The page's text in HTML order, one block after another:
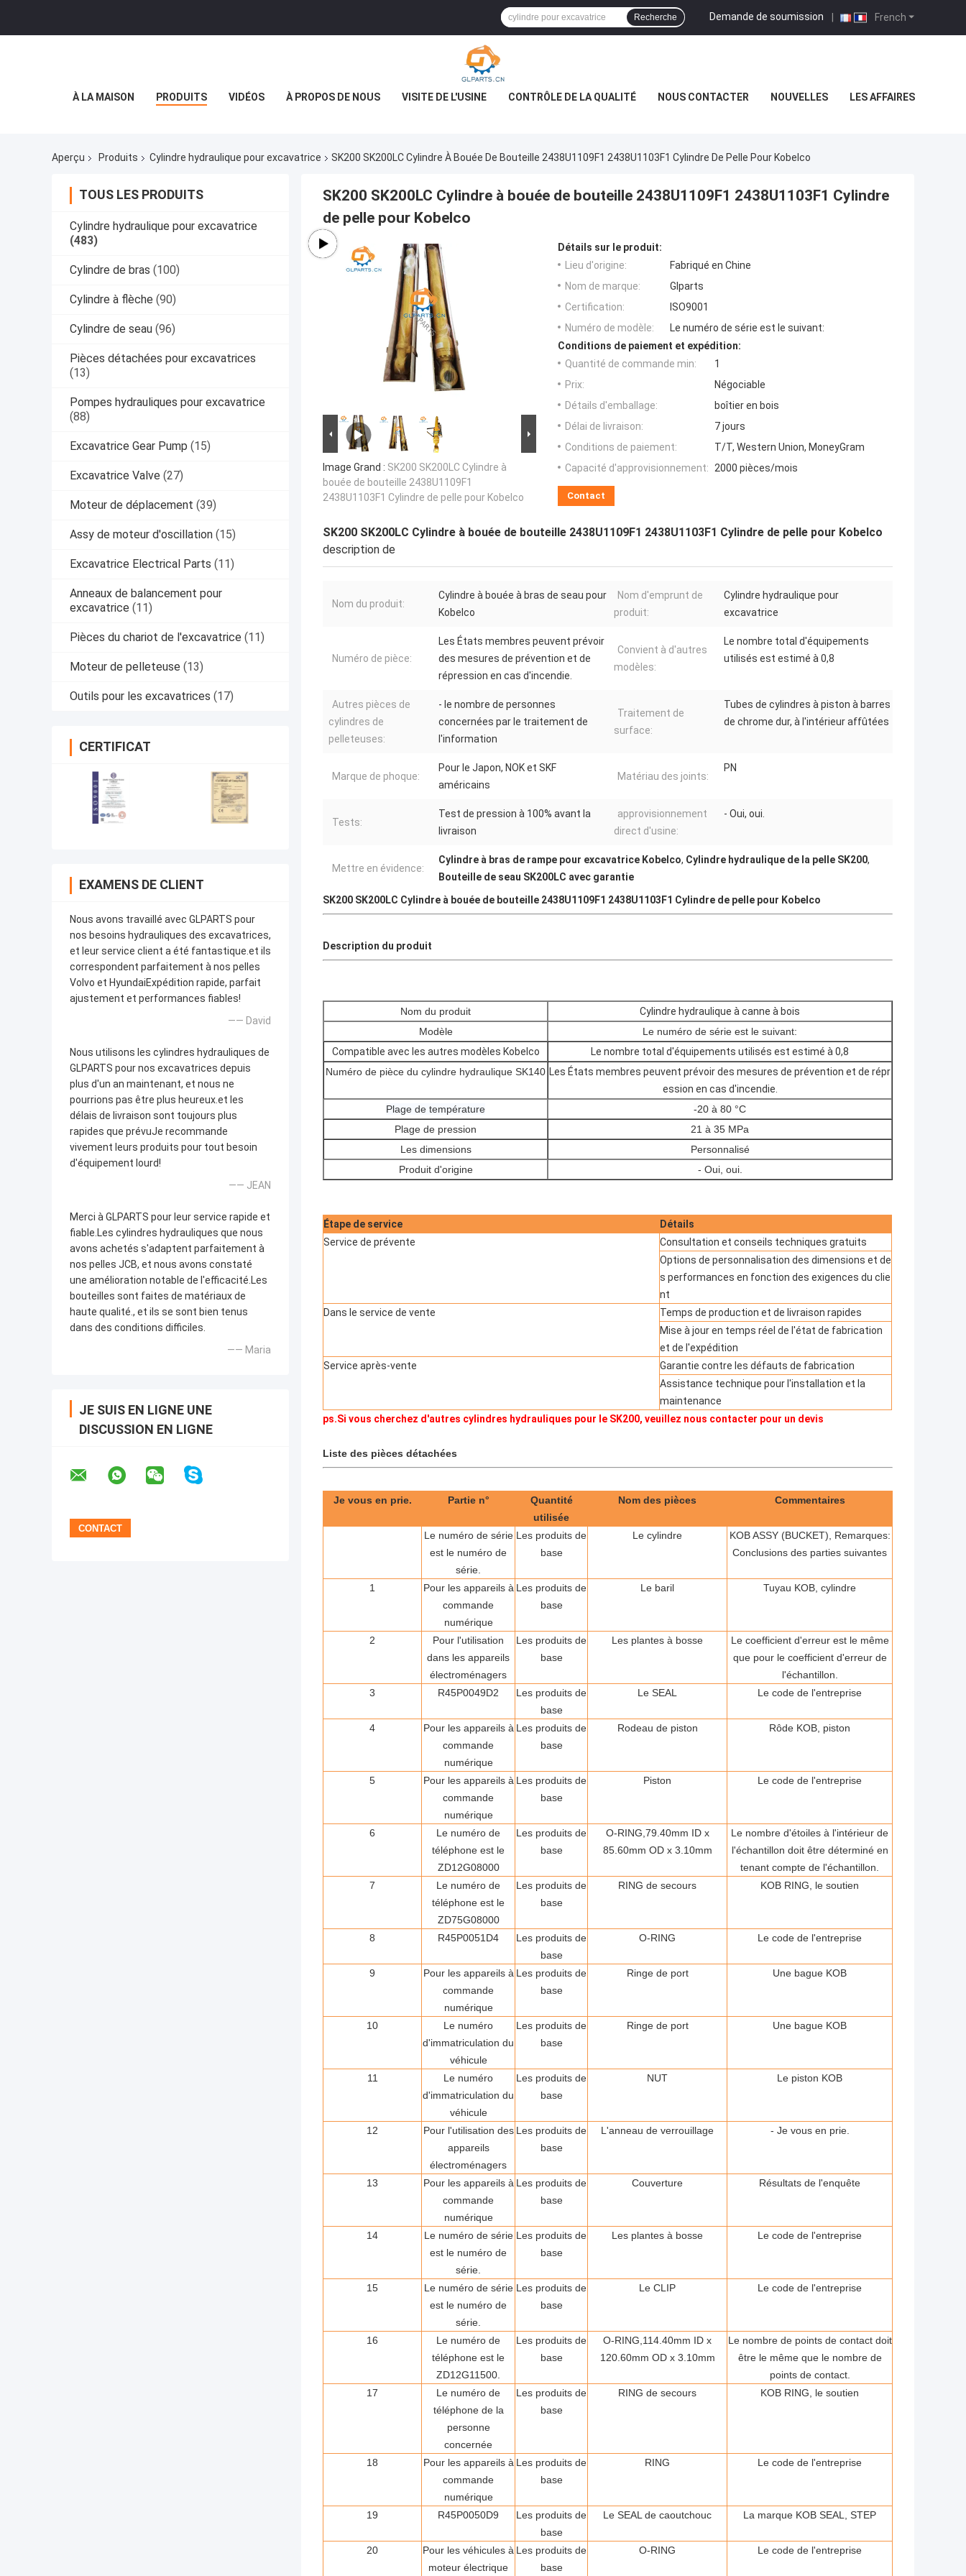
French
Demande de soumission |
Recherche
À LA MAISON PRODUITS VIDÉOS À PROPOS DE NOUS VISITE DE L'USINE CONTRÔLE DE LA QUALITÉ NOUS CONTACTER NOUVELLES LES AFFAIRES
Aperçu Produits Cylindre hydraulique pour excavatrice SK200 SK200LC Cylindre À Bouée De Bouteille 2438U1109F1 2438U1103F1 Cylindre De Pelle Pour Kobelco
TOUS LES PRODUITS
Cylindre hydraulique pour excavatrice
(483)
Cylindre de bras (100)
Cylindre à flèche (90)
Cylindre de seau (96)
Pièces détachées pour excavatrices
(13)
Pompes hydrauliques pour excavatrice
(88)
Excavatrice Gear Pump (15)
Excavatrice Valve (27)
Moteur de déplacement (39)
Assy de moteur d'oscillation (15)
Excavatrice Electrical Parts (11)
Anneaux de balancement pour
excavatrice (11)
Pièces du chariot de l'excavatrice (11)
Moteur de pelleteuse (13)
Outils pour les excavatrices (17)
CERTIFICAT
EXAMENS DE CLIENT
Nous avons travaillé avec GLPARTS pour
nos besoins hydrauliques des excavatrices,
et leur service client a été fantastique.et ils
correspondent parfaitement à nos pelles
Volvo et HyundaiExpédition rapide, parfait
ajustement et performances fiables!
—— David
Nous utilisons les cylindres hydrauliques de
GLPARTS pour nos excavatrices depuis
plus d'un an maintenant, et nous ne
pourrions pas être plus heureux.et les
délais de livraison sont toujours plus
rapides que prévuJe recommande
vivement leurs produits pour tout besoin
d'équipement lourd!
—— JEAN
Merci à GLPARTS pour leur service rapide et
fiable.Les cylindres hydrauliques que nous
avons achetés s'adaptent parfaitement à
nos pelles JCB, et nous avons constaté
une amélioration notable de l'efficacité.Les
bouteilles sont faites de matériaux de
haute qualité., et ils se sont bien tenus
dans des conditions difficiles.
—— Maria
JE SUIS EN LIGNE UNE
DISCUSSION EN LIGNE
SK200 SK200LC Cylindre à bouée de bouteille 2438U1109F1 2438U1103F1 Cylindre
de pelle pour Kobelco
Image Grand : SK200 SK200LC Cylindre à
bouée de bouteille 2438U1109F1
2438U1103F1 Cylindre de pelle pour Kobelco
Détails sur le produit:
Lieu d'origine:
Fabriqué en Chine
Nom de marque:
Glparts
Certification:
ISO9001
Numéro de modèle:
Le numéro de série est le suivant:
Conditions de paiement et expédition:
Quantité de commande min:
1
Prix:
Négociable
Détails d'emballage:
boîtier en bois
Délai de livraison:
7 jours
Conditions de paiement:
T/T, Western Union, MoneyGram
Capacité d'approvisionnement: 2000 pièces/mois
Contact
SK200 SK200LC Cylindre à bouée de bouteille 2438U1109F1 2438U1103F1 Cylindre de pelle pour Kobelco
description de
Nom du produit:
Cylindre à bouée à bras de seau pour
Kobelco
Nom d'emprunt de
produit:
Cylindre hydraulique pour
excavatrice
Numéro de pièce:
Les États membres peuvent prévoir
des mesures de prévention et de
répression en cas d'incendie.
Convient à d'autres
modèles:
Le nombre total d'équipements
utilisés est estimé à 0,8
Autres pièces de
cylindres de
pelleteuses:
- le nombre de personnes
concernées par le traitement de
l'information
Traitement de
surface:
Tubes de cylindres à piston à barres
de chrome dur, à l'intérieur affûtées
Marque de phoque:
Pour le Japon, NOK et SKF
américains
Matériau des joints:
PN
Tests:
Test de pression à 100% avant la
livraison
approvisionnement
direct d'usine:
- Oui, oui.
Mettre en évidence:
Cylindre à bras de rampe pour excavatrice Kobelco, Cylindre hydraulique de la pelle SK200,
Bouteille de seau SK200LC avec garantie
SK200 SK200LC Cylindre à bouée de bouteille 2438U1109F1 2438U1103F1 Cylindre de pelle pour Kobelco
Description du produit
Nom du produit
Cylindre hydraulique à canne à bois
Modèle
Le numéro de série est le suivant:
Compatible avec les autres modèles Kobelco
Le nombre total d'équipements utilisés est estimé à 0,8
Numéro de pièce du cylindre hydraulique SK140 Les États membres peuvent prévoir des mesures de prévention et de répr
ession en cas d'incendie.
Plage de température
-20 à 80 °C
Plage de pression
21 à 35 MPa
Les dimensions
Personnalisé
Produit d'origine
- Oui, oui.
Étape de service
Détails
Service de prévente
Consultation et conseils techniques gratuits
Options de personnalisation des dimensions et de
s performances en fonction des exigences du clie
nt
Dans le service de vente
Temps de production et de livraison rapides
Mise à jour en temps réel de l'état de fabrication
et de l'expédition
Service après-vente
Garantie contre les défauts de fabrication
Assistance technique pour l'installation et la
maintenance
ps.Si vous cherchez d'autres cylindres hydrauliques pour le SK200, veuillez nous contacter pour un devis
Liste des pièces détachées
Je vous en prie. Partie n°
Quantité
utilisée
Nom des pièces Commentaires
Le numéro de série
est le numéro de
série.
Les produits de
base
Le cylindre
KOB ASSY (BUCKET), Remarques:
Conclusions des parties suivantes
1
Pour les appareils à
commande
numérique
Les produits de
base
Le baril Tuyau KOB, cylindre
2
Pour l'utilisation
dans les appareils
électroménagers
Les produits de
base
Les plantes à bosse
Le coefficient d'erreur est le même
que pour le coefficient d'erreur de
l'échantillon.
3
R45P0049D2
Les produits de
base
Le SEAL Le code de l'entreprise
4
Pour les appareils à
commande
numérique
Les produits de
base
Rodeau de piston Rôde KOB, piston
5
Pour les appareils à
commande
numérique
Les produits de
base
Piston Le code de l'entreprise
6
Le numéro de
téléphone est le
ZD12G08000
Les produits de
base
O-RING,79.40mm ID x
85.60mm OD x 3.10mm
Le nombre d'étoiles à l'intérieur de
l'échantillon doit être déterminé en
tenant compte de l'échantillon.
7
Le numéro de
téléphone est le
ZD75G08000
Les produits de
base
RING de secours KOB RING, le soutien
8 R45P0051D4
Les produits de
base
O-RING Le code de l'entreprise
9
Pour les appareils à
commande
numérique
Les produits de
base
Ringe de port Une bague KOB
10
Le numéro
d'immatriculation du
véhicule
Les produits de
base
Ringe de port Une bague KOB
11
Le numéro
d'immatriculation du
véhicule
Les produits de
base
NUT Le piston KOB
12
Pour l'utilisation des
appareils
électroménagers
Les produits de
base
L'anneau de verrouillage - Je vous en prie.
13
Pour les appareils à
commande
numérique
Les produits de
base
Couverture Résultats de l'enquête
14
Le numéro de série
est le numéro de
série.
Les produits de
base
Les plantes à bosse Le code de l'entreprise
15
Le numéro de série
est le numéro de
série.
Les produits de
base
Le CLIP Le code de l'entreprise
16
Le numéro de
téléphone est le
ZD12G11500.
Les produits de
base
O-RING,114.40mm ID x
120.60mm OD x 3.10mm
Le nombre de points de contact doit
être le même que le nombre de
points de contact.
17
Le numéro de
téléphone de la
personne
concernée
Les produits de
base
RING de secours KOB RING, le soutien
18
Pour les appareils à
commande
numérique
Les produits de
base
RING Le code de l'entreprise
19 R45P0050D9
Les produits de
base
Le SEAL de caoutchouc La marque KOB SEAL, STEP
20
Pour les véhicules à
moteur électrique
Les produits de
base
O-RING Le code de l'entreprise